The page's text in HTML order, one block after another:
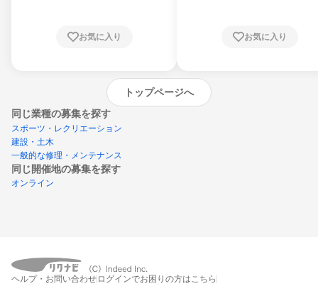
お気に入り お気に入り
トップページへ
同じ業種の募集を探す
スポーツ・レクリエーション
建設・土木
一般的な修理・メンテナンス
同じ開催地の募集を探す
オンライン
エントリーするとプログラムの詳細案内を
受け取れるようになります
ヘルプ・お問い合わせ ログインでお困りの方はこちら